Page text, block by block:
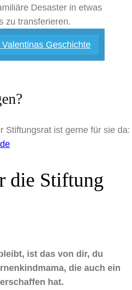
Desaster in etwas
zu transferieren.
Geschichte
Stiftungsrat ist gerne für sie da:
die Stiftung
ist das von dir, du
die auch ein
hat.